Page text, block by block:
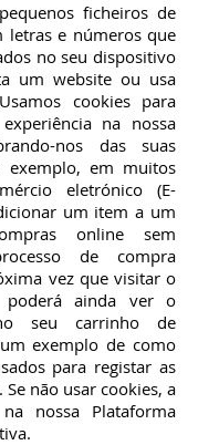
ficheiros de
letras e números que
no seu dispositivo
um website ou usa
cookies para
na nossa
nos das suas
exemplo, em muitos
eletrónico (E-
um item a um
online sem
de compra
vez que visitar o
poderá ainda ver o
seu carrinho de
exemplo de como
para registar as
não usar cookies, a
nossa Plataforma